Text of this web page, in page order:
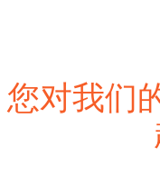
您对我们